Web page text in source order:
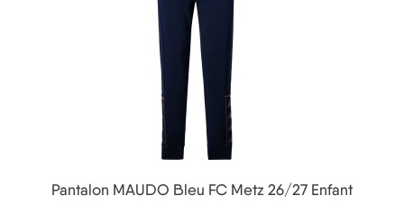
Pantalon MAUDO Bleu FC Metz 26/27 Enfant